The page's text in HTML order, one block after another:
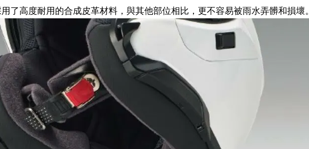
了高度耐用的合成皮革材料，與其他部位相比，更不容易被雨水弄髒和損壞。